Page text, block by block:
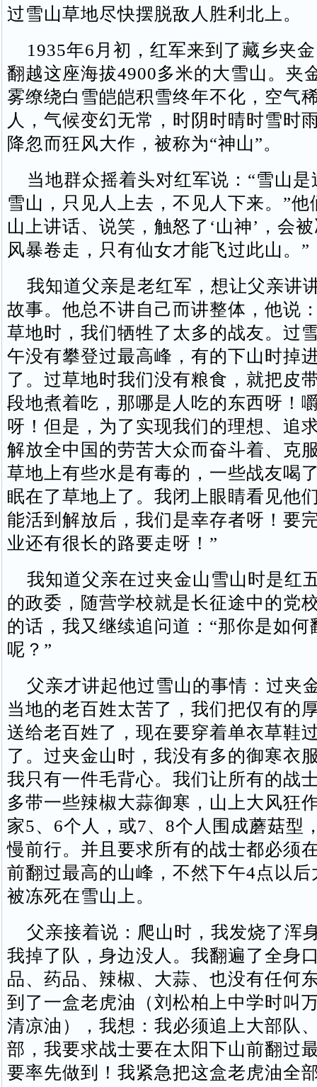
过雪山草地尽快摆脱敌人胜利北上。
1935年6月初，红军来到了藏乡夹
翻越这座海拔4900多米的大雪山。夹
雾缭绕白雪皑皑积雪终年不化，空气
人，气候变幻无常，时阴时晴时雪时
降忽而狂风大作，被称为“神山”。
当地群众摇着头对红军说：“雪山是
雪山，只见人上去，不见人下来。”他
山上讲话、说笑，触怒了‘山神’，会
风暴卷走，只有仙女才能飞过此山。”
我知道父亲是老红军，想让父亲讲
故事。他总不讲自己而讲整体，他说
草地时，我们牺牲了太多的战友。过
午没有攀登过最高峰，有的下山时掉
了。过草地时我们没有粮食，就把皮
段地煮着吃，那哪是人吃的东西呀！
呀！但是，为了实现我们的理想、追
解放全中国的劳苦大众而奋斗着、克
草地上有些水是有毒的，一些战友喝
眠在了草地上了。我闭上眼睛看见他
能活到解放后，我们是幸存者呀！要
业还有很长的路要走呀！”
我知道父亲在过夹金山雪山时是红
的政委，随营学校就是长征途中的党
的话，我又继续追问道：“那你是如何
呢？”
父亲才讲起他过雪山的事情：过夹
当地的老百姓太苦了，我们把仅有的
送给老百姓了，现在要穿着单衣草鞋
了。过夹金山时，我没有多的御寒衣
我只有一件毛背心。我们让所有的战
多带一些辣椒大蒜御寒，山上大风狂
家5、6个人，或7、8个人围成蘑菇型
慢前行。并且要求所有的战士都必须
前翻过最高的山峰，不然下午4点以
被冻死在雪山上。
父亲接着说：爬山时，我发烧了浑
我掉了队，身边没人。我翻遍了全身
品、药品、辣椒、大蒜、也没有任何
到了一盒老虎油（刘松柏上中学时叫
清凉油），我想：我必须追上大部队
部，我要求战士要在太阳下山前翻过
要率先做到！我紧急把这盒老虎油全